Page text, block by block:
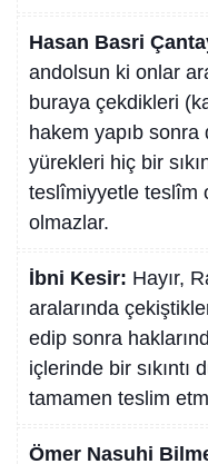
Hasan Basri
andolsun ki onlar
buraya çekdikleri
hakem yapıb
yürekleri hiç bir
teslîmiyyetle teslîm
olmazlar.
İbni Kesir: Hayır,
aralarında
edip sonra
içlerinde bir sıkıntı
tamamen teslim
Ömer Nasuhi